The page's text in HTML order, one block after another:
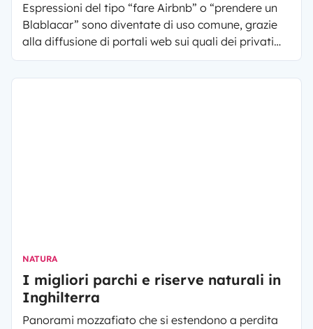
Espressioni del tipo “fare Airbnb” o “prendere un
Blablacar” sono diventate di uso comune, grazie
alla diffusione di portali web sui quali dei privati
possono condividere il proprio appartamento,
l’auto, ecc. Ora, sulla stessa linea, è possibile
NATURA
I migliori parchi e riserve naturali in
Inghilterra
Panorami mozzafiato che si estendono a perdita